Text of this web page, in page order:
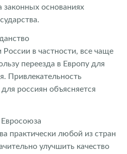
законных основаниях
в частности, все чаще
переезда в Европу для
Привлекательность
россиян объясняется
практически любой из стран
улучшить качество